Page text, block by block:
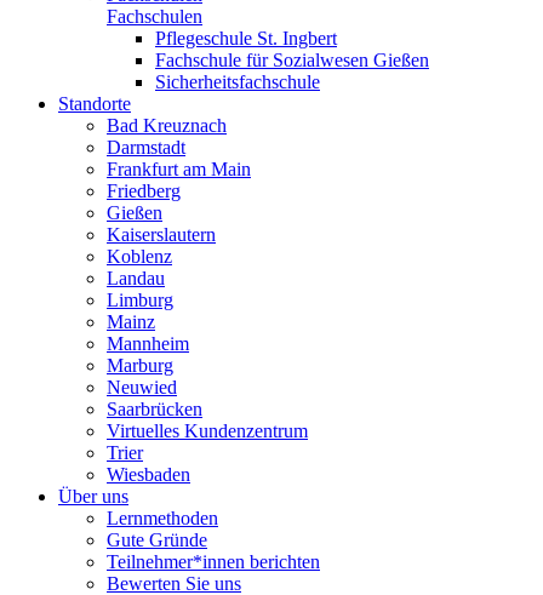
Fachschulen
Pflegeschule St. Ingbert
Fachschule für Sozialwesen Gießen
Sicherheitsfachschule
Standorte
Bad Kreuznach
Darmstadt
Frankfurt am Main
Friedberg
Gießen
Kaiserslautern
Koblenz
Landau
Limburg
Mainz
Mannheim
Marburg
Neuwied
Saarbrücken
Virtuelles Kundenzentrum
Trier
Wiesbaden
Über uns
Lernmethoden
Gute Gründe
Teilnehmer*innen berichten
Bewerten Sie uns